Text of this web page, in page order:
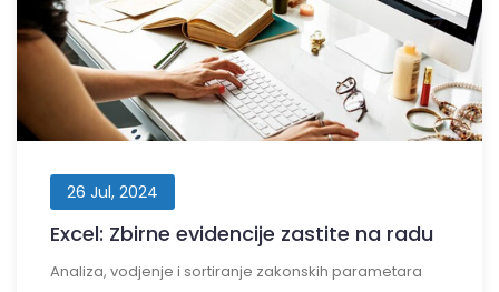
26 Jul, 2024
Excel: Zbirne evidencije zastite na radu
Analiza, vodjenje i sortiranje zakonskih parametara